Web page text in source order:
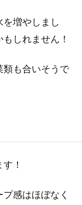
増やしまし
しれません！
類も合いそうで
！
感はほぼなく